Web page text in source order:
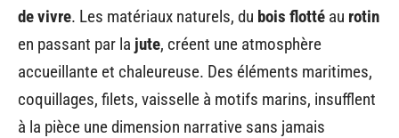
de vivre. Les matériaux naturels, du bois flotté au rotin
en passant par la jute, créent une atmosphère
accueillante et chaleureuse. Des éléments maritimes,
coquillages, filets, vaisselle à motifs marins, insufflent
à la pièce une dimension narrative sans jamais